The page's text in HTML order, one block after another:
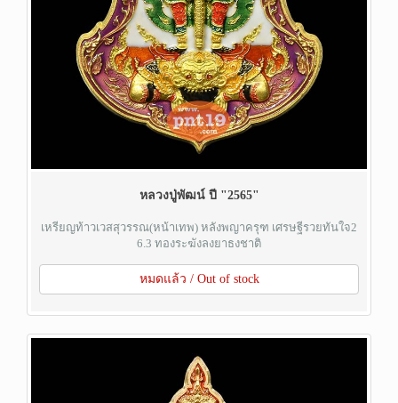
หลวงปู่พัฒน์ ปี "2565"
เหรียญท้าวเวสสุวรรณ(หน้าเทพ) หลังพญาครุฑ เศรษฐีรวยทันใจ2
6.3 ทองระฆังลงยาธงชาติ
หมดแล้ว / Out of stock